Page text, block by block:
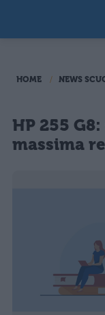
HOME NEWS
HP 255
massima